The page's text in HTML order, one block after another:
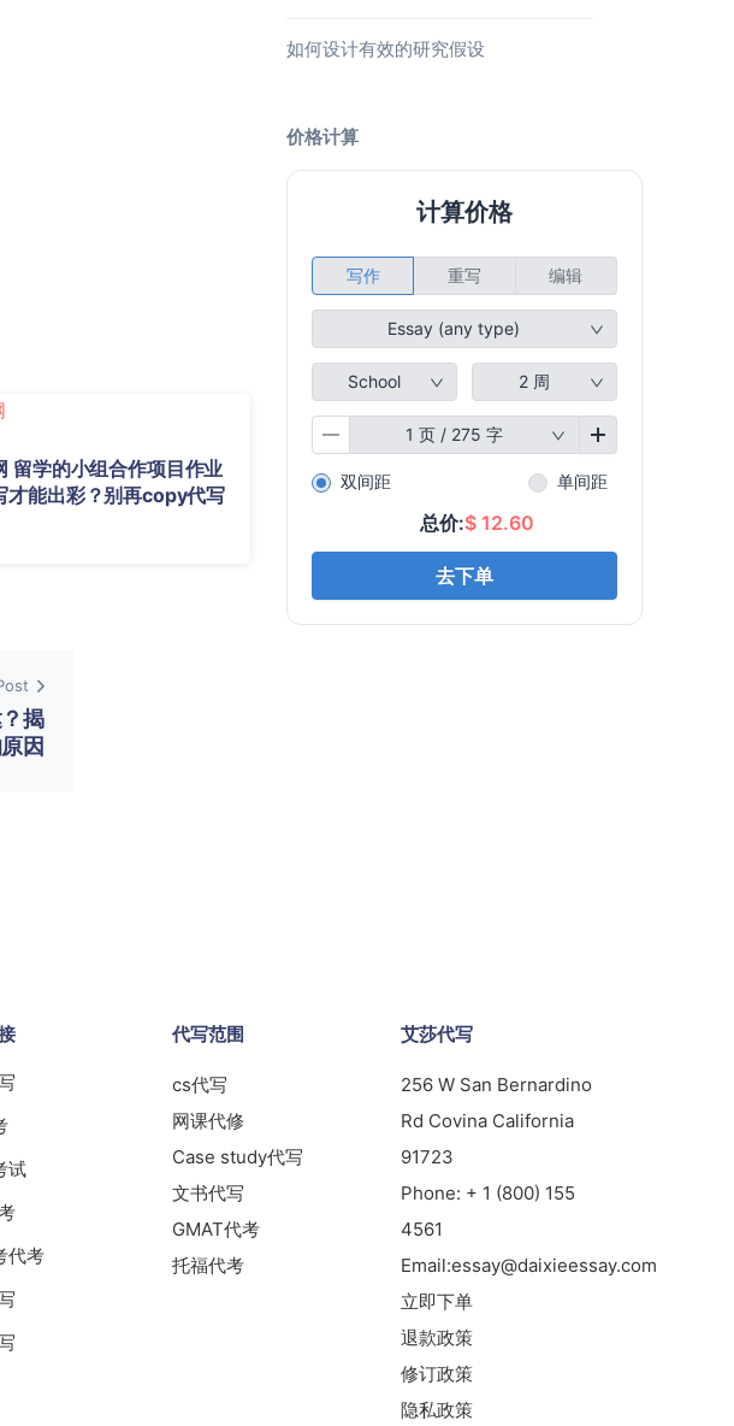
留学的小组合作项目作业
才能出彩？别再copy代写
揭
因
如何设计有效的研究假设
价格计算
试
代考
代写范围
cs代写
网课代修
Case study代写
文书代写
GMAT代考
托福代考
艾莎代写
256 W San Bernardino
Rd Covina California
91723
Phone: + 1 (800) 155
4561
Email:essay@daixieessay.com
立即下单
退款政策
修订政策
隐私政策